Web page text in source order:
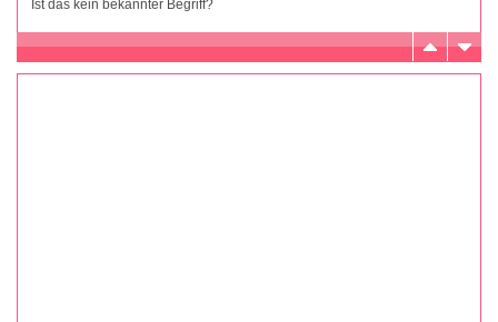
Ist das kein bekannter Begriff?